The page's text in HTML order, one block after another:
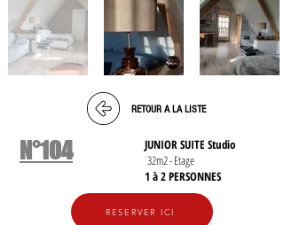
RETOUR A LA LISTE
N°104
JUNIOR SUITE Studio
32m2 - Etage
1 à 2 PERSONNES
RESERVER ICI